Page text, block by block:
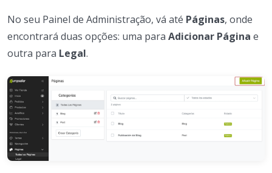
No seu Painel de Administração, vá até Páginas, onde
encontrará duas opções: uma para Adicionar Página e
outra para Legal.